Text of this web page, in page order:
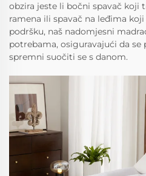
obzira jeste li bočni spavač koji
ramena ili spavač na leđima
podršku, naš nadomjesni
potrebama, osiguravajući da se
spremni suočiti se s danom.